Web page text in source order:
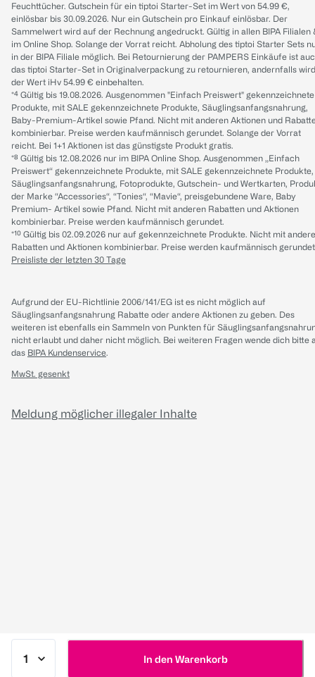
In den Warenkorb
Feuchttücher. Gutschein für ein tiptoi Starter-Set im Wert von 54.99 €,
einlösbar bis 30.09.2026. Nur ein Gutschein pro Einkauf einlösbar. Der
Sammelwert wird auf der Rechnung angedruckt. Gültig in allen BIPA Filialen
im Online Shop. Solange der Vorrat reicht. Abholung des tiptoi Starter Sets
in der BIPA Filiale möglich. Bei Retournierung der PAMPERS Einkäufe ist
das tiptoi Starter-Set in Originalverpackung zu retournieren, andernfalls wird
der Wert iHv 54.99 € einbehalten.
*⁴ Gültig bis 19.08.2026. Ausgenommen "Einfach Preiswert" gekennzeichnete
Produkte, mit SALE gekennzeichnete Produkte, Säuglingsanfangsnahrung,
Baby-Premium-Artikel sowie Pfand. Nicht mit anderen Aktionen und
kombinierbar. Preise werden kaufmännisch gerundet. Solange der Vorrat
reicht. Bei 1+1 Aktionen ist das günstigste Produkt gratis.
*⁸ Gültig bis 12.08.2026 nur im BIPA Online Shop. Ausgenommen „Einfach
Preiswert“ gekennzeichnete Produkte, mit SALE gekennzeichnete Produkte,
Säuglingsanfangsnahrung, Fotoprodukte, Gutschein- und Wertkarten,
der Marke “Accessories“, “Tonies“, “Mavie“, preisgebundene Ware, Baby
Premium- Artikel sowie Pfand. Nicht mit anderen Rabatten und Aktionen
kombinierbar. Preise werden kaufmännisch gerundet.
*¹⁰ Gültig bis 02.09.2026 nur auf gekennzeichnete Produkte. Nicht mit
Rabatten und Aktionen kombinierbar. Preise werden kaufmännisch
Preisliste der letzten 30 Tage
Aufgrund der EU-Richtlinie 2006/141/EG ist es nicht möglich auf
Säuglingsanfangsnahrung Rabatte oder andere Aktionen zu geben. Des
weiteren ist ebenfalls ein Sammeln von Punkten für
nicht erlaubt und daher nicht möglich. Bei weiteren Fragen wende dich bitte
das BIPA Kundenservice.
MwSt. gesenkt
Meldung möglicher illegaler Inhalte